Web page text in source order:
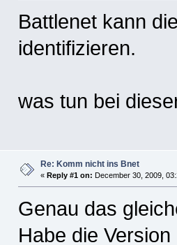
Battlenet kann
identifizieren.
was tun bei
Re: Komm nicht ins Bnet
« Reply #1 on: December 30, 2009,
Genau das
Habe die